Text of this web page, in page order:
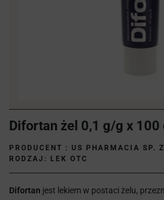
Difortan żel 0,1 g/g x 100
PRODUCENT : US PHARMACIA SP.
RODZAJ: LEK OTC
Difortan jest lekiem w postaci żelu,